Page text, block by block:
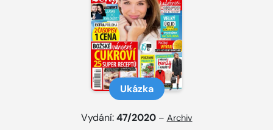
Ukázka
Vydání:47/2020 – Archiv